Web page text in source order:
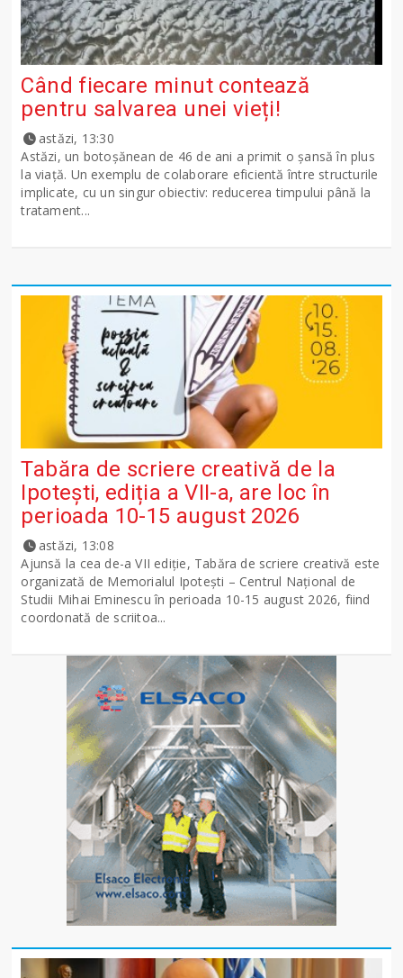
Când fiecare minut contează
pentru salvarea unei vieți!
astăzi, 13:30
Astăzi, un botoșănean de 46 de ani a primit o șansă în plus
la viață. Un exemplu de colaborare eficientă între structurile
implicate, cu un singur obiectiv: reducerea timpului până la
tratament...
Tabăra de scriere creativă de la
Ipotești, ediția a VII-a, are loc în
perioada 10-15 august 2026
astăzi, 13:08
Ajunsă la cea de-a VII ediție, Tabăra de scriere creativă este
organizată de Memorialul Ipotești – Centrul Național de
Studii Mihai Eminescu în perioada 10-15 august 2026, fiind
coordonată de scriitoa...